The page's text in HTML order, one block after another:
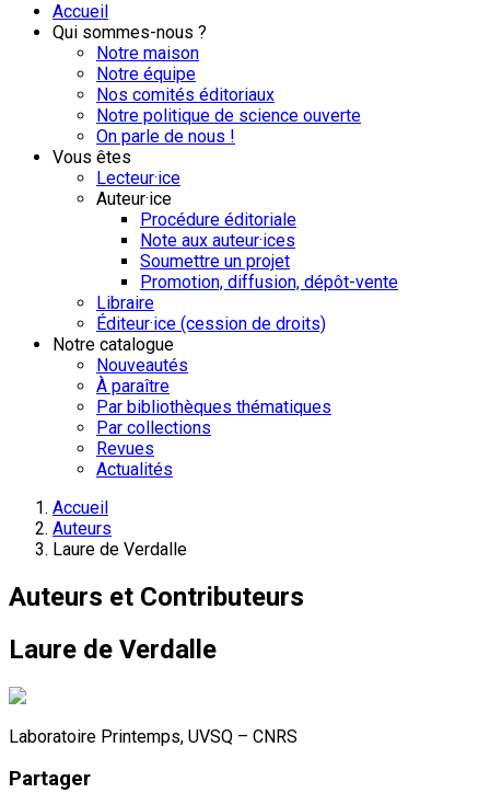
Accueil
Qui sommes-nous ?
Notre maison
Notre équipe
Nos comités éditoriaux
Notre politique de science ouverte
On parle de nous !
Vous êtes
Lecteur·ice
Auteur·ice
Procédure éditoriale
Note aux auteur·ices
Soumettre un projet
Promotion, diffusion, dépôt-vente
Libraire
Éditeur·ice (cession de droits)
Notre catalogue
Nouveautés
À paraître
Par bibliothèques thématiques
Par collections
Revues
Actualités
Accueil
Auteurs
Laure de Verdalle
Auteurs et Contributeurs
Laure de Verdalle
Laboratoire Printemps, UVSQ – CNRS
Partager